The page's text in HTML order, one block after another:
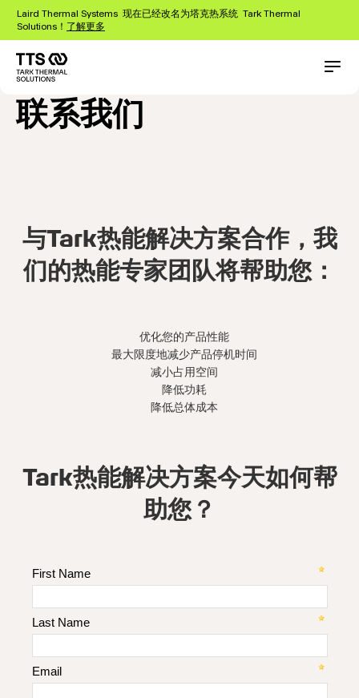
到
Laird Thermal Systems 现在已经改名为塔克热系统 Tark Thermal
Solutions！ 了解更多
联系我们
与Tark热能解决方案合作，我
们的热能专家团队将帮助您：
优化您的产品性能
最大限度地减少产品停机时间
减小占用空间
降低功耗
降低总体成本
Tark热能解决方案今天如何帮
助您？